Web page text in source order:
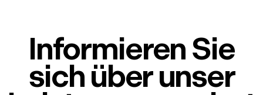
Informieren Sie
sich über unser